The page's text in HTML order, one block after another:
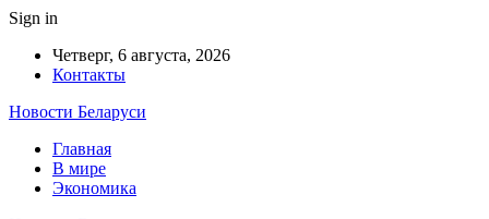
Sign in
Четверг, 6 августа, 2026
Контакты
Новости Беларуси
Главная
В мире
Экономика